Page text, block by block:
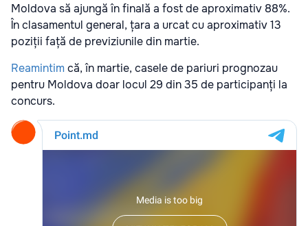
Moldova să ajungă în finală a fost de aproximativ 88%.
În clasamentul general, țara a urcat cu aproximativ 13
poziții față de previziunile din martie.
Reamintim că, în martie, casele de pariuri prognozau
pentru Moldova doar locul 29 din 35 de participanți la
concurs.